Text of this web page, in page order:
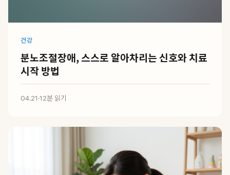
건강
분노조절장애, 스스로 알아차리는 신호와 치료
시작 방법
04.21·12분 읽기